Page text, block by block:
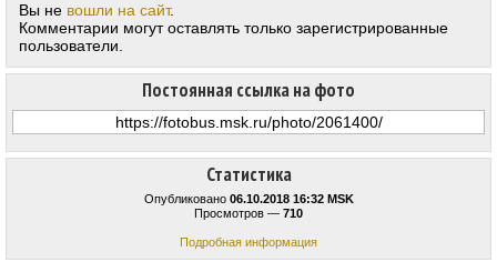
Статистика
Опубликовано 06.10.2018 16:32 MSK
Просмотров — 710
Подробная информация
Постоянная ссылка на фото
Вы не вошли на сайт.
Комментарии могут оставлять только зарегистрированные
пользователи.